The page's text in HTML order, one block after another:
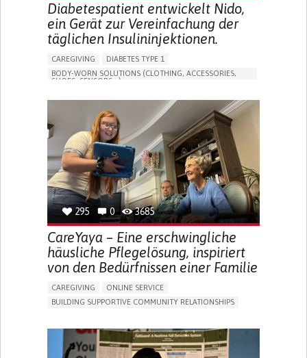
Diabetespatient entwickelt Nido,
ein Gerät zur Vereinfachung der
täglichen Insulininjektionen.
CAREGIVING
DIABETES TYPE 1
BODY-WORN SOLUTIONS (CLOTHING, ACCESSORIES,
SHOES, SENSORS...)
295 0 3685
CareYaya – Eine erschwingliche
häusliche Pflegelösung, inspiriert
von den Bedürfnissen einer Familie
CAREGIVING
ONLINE SERVICE
BUILDING SUPPORTIVE COMMUNITY RELATIONSHIPS
GENERAL AND FAMILY MEDICINE
AGING
CAREGIVER SUPPORT
UNITED STATES